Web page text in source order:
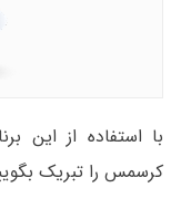
با استفاده از این
کرسمس را تبریک